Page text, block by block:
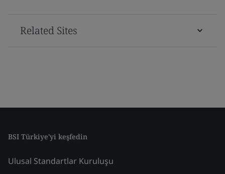
Related Sites
BSI Türkiye'yi keşfedin
Ulusal Standartlar Kuruluşu